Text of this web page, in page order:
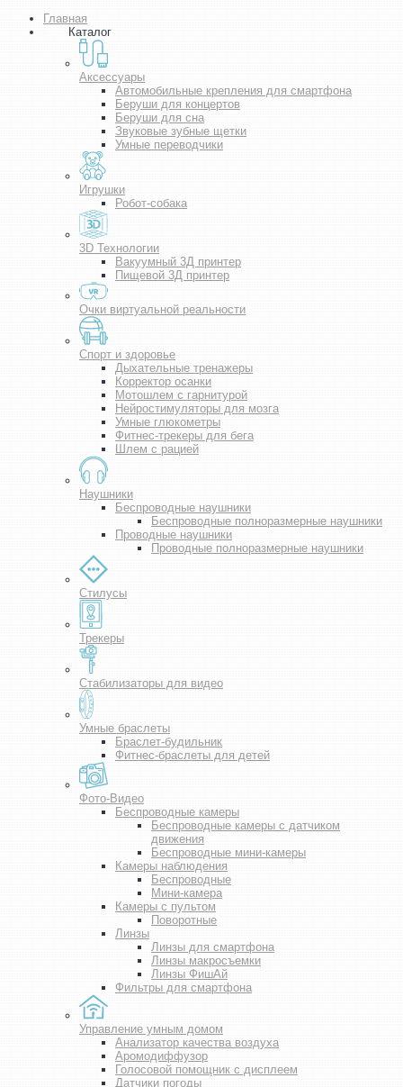
Главная
Каталог
Аксессуары
Автомобильные крепления для смартфона
Беруши для концертов
Беруши для сна
Звуковые зубные щетки
Умные переводчики
Игрушки
Робот-собака
3D Технологии
Вакуумный 3Д принтер
Пищевой 3Д принтер
Очки виртуальной реальности
Спорт и здоровье
Дыхательные тренажеры
Корректор осанки
Мотошлем с гарнитурой
Нейростимуляторы для мозга
Умные глюкометры
Фитнес-трекеры для бега
Шлем с рацией
Наушники
Беспроводные наушники
Беспроводные полноразмерные наушники
Проводные наушники
Проводные полноразмерные наушники
Стилусы
Трекеры
Стабилизаторы для видео
Умные браслеты
Браслет-будильник
Фитнес-браслеты для детей
Фото-Видео
Беспроводные камеры
Беспроводные камеры с датчиком
движения
Беспроводные мини-камеры
Камеры наблюдения
Беспроводные
Мини-камера
Камеры с пультом
Поворотные
Линзы
Линзы для смартфона
Линзы макросъемки
Линзы ФишАй
Фильтры для смартфона
Управление умным домом
Анализатор качества воздуха
Аромодиффузор
Голосовой помощник с дисплеем
Датчики погоды